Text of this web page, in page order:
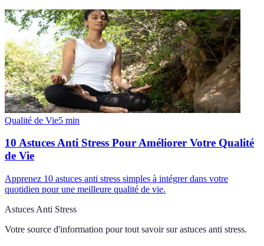
Qualité de Vie5 min
10 Astuces Anti Stress Pour Améliorer Votre Qualité
de Vie
Apprenez 10 astuces anti stress simples à intégrer dans votre
quotidien pour une meilleure qualité de vie.
Astuces Anti Stress
Votre source d'information pour tout savoir sur astuces anti stress.